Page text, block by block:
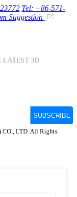
Tel: +86-571-
Suggestion
LTD. All Rights